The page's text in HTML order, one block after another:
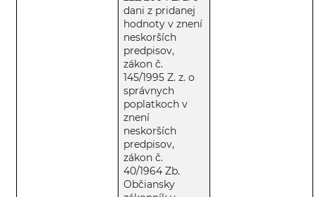
dani z pridanej
hodnoty v znení
neskorších
predpisov,
zákon č.
145/1995 Z. z. o
správnych
poplatkoch v
znení
neskorších
predpisov,
zákon č.
40/1964 Zb.
Občiansky